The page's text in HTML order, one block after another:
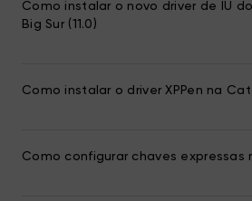
Como instalar o novo driver de IU do
Big Sur (11.0)
Como instalar o driver XPPen na
Como configurar chaves expressas